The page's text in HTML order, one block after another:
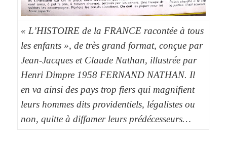
« L’HISTOIRE de la FRANCE racontée à tous
les enfants », de très grand format, conçue par
Jean-Jacques et Claude Nathan, illustrée par
Henri Dimpre 1958 FERNAND NATHAN. Il
en va ainsi des pays trop fiers qui magnifient
leurs hommes dits providentiels, légalistes ou
non, quitte à diffamer leurs prédécesseurs…